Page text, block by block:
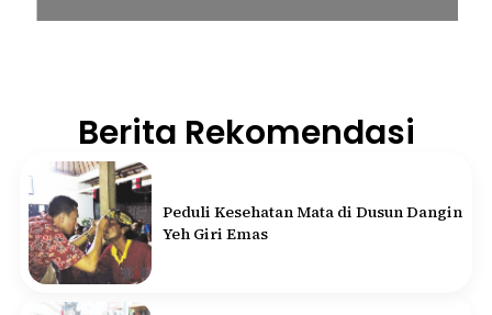
Berita Rekomendasi
Peduli Kesehatan Mata di Dusun Dangin
Yeh Giri Emas